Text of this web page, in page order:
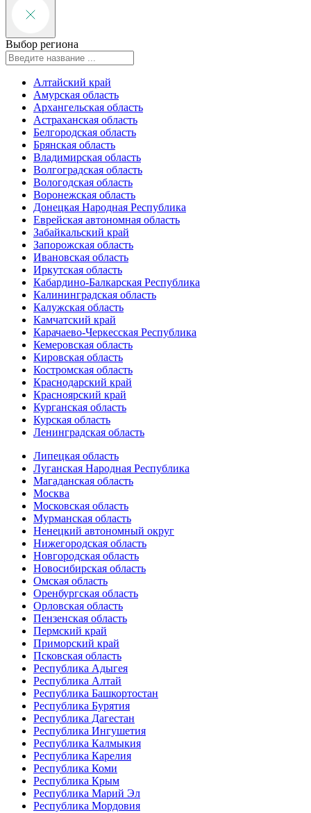
Выбор региона
Алтайский край
Амурская область
Архангельская область
Астраханская область
Белгородская область
Брянская область
Владимирская область
Волгоградская область
Вологодская область
Воронежская область
Донецкая Народная Республика
Еврейская автономная область
Забайкальский край
Запорожская область
Ивановская область
Иркутская область
Кабардино-Балкарская Республика
Калининградская область
Калужская область
Камчатский край
Карачаево-Черкесская Республика
Кемеровская область
Кировская область
Костромская область
Краснодарский край
Красноярский край
Курганская область
Курская область
Ленинградская область
Липецкая область
Луганская Народная Республика
Магаданская область
Москва
Московская область
Мурманская область
Ненецкий автономный округ
Нижегородская область
Новгородская область
Новосибирская область
Омская область
Оренбургская область
Орловская область
Пензенская область
Пермский край
Приморский край
Псковская область
Республика Адыгея
Республика Алтай
Республика Башкортостан
Республика Бурятия
Республика Дагестан
Республика Ингушетия
Республика Калмыкия
Республика Карелия
Республика Коми
Республика Крым
Республика Марий Эл
Республика Мордовия